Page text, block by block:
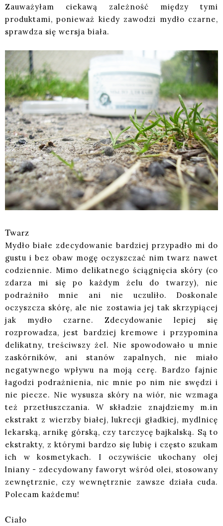
Zauważyłam ciekawą zależność między tymi
produktami, ponieważ kiedy zawodzi mydło czarne,
sprawdza się wersja biała.
Twarz
Mydło białe zdecydowanie bardziej przypadło mi do
gustu i bez obaw mogę oczyszczać nim twarz nawet
codziennie. Mimo delikatnego ściągnięcia skóry (co
zdarza mi się po każdym żelu do twarzy), nie
podrażniło mnie ani nie uczuliło. Doskonale
oczyszcza skórę, ale nie zostawia jej tak skrzypiącej
jak mydło czarne. Zdecydowanie lepiej się
rozprowadza, jest bardziej kremowe i przypomina
delikatny, treściwszy żel. Nie spowodowało u mnie
zaskórników, ani stanów zapalnych, nie miało
negatywnego wpływu na moją cerę. Bardzo fajnie
łagodzi podrażnienia, nic mnie po nim nie swędzi i
nie piecze. Nie wysusza skóry na wiór, nie wzmaga
też przetłuszczania. W składzie znajdziemy m.in
ekstrakt z wierzby białej, lukrecji gładkiej, mydlnicę
lekarską, arnikę górską, czy tarczycę bajkalską. Są to
ekstrakty, z którymi bardzo się lubię i często szukam
ich w kosmetykach. I oczywiście ukochany olej
lniany - zdecydowany faworyt wśród olei, stosowany
zewnętrznie, czy wewnętrznie zawsze działa cuda.
Polecam każdemu!
Ciało